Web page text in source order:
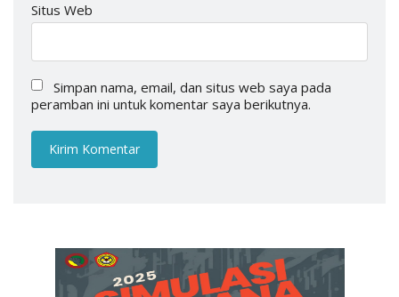
Situs Web
Simpan nama, email, dan situs web saya pada
peramban ini untuk komentar saya berikutnya.